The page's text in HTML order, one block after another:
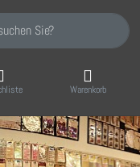
Suchbegriff ein. Während
Warenkorb